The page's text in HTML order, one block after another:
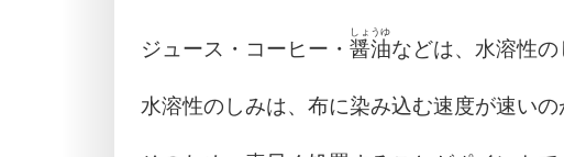
ジュース・コーヒー・ 醤油
しょうゆ
などは、水溶性の
水溶性のしみは、布に染み込む速度が速いの